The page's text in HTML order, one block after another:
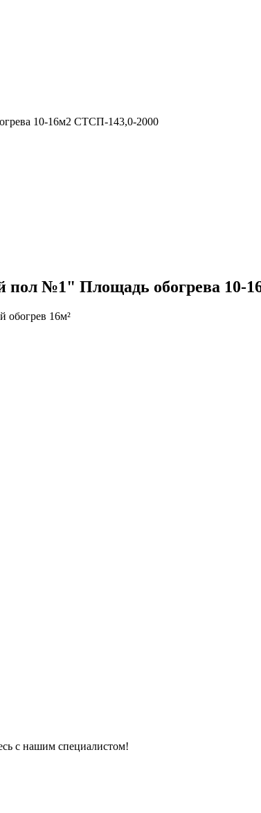
10-16м2 СТСП-143,0-2000
пол №1" Площадь обогрева 10-
обогрев 16м²
с нашим специалистом!